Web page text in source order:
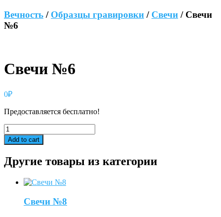
Вечность / Образцы гравировки / Свечи / Свечи
№6
Свечи №6
0₽
Предоставляется бесплатно!
Свечи
№6
quantity
Add to cart
Другие товары из категории
Свечи №8